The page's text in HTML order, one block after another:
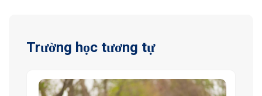
Trường học tương tự